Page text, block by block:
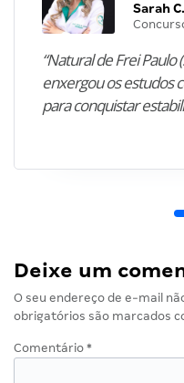
Sarah C.
“Natural de Frei Paulo
enxergou os estudos
para conquistar
Deixe um
O seu endereço de e-mail
obrigatórios são marcados
Comentário *